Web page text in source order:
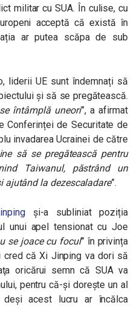
militar cu SUA. În culise, cu
acceptă că există în
ar putea scăpa de sub
liderii UE sunt îndemnați să
și să se pregătească.
întâmplă uneori”, a afirmat
Conferinței de Securitate de
invadarea Ucrainei de către
să se pregătească pentru
Taiwanul, păstrând un
ajutând la dezescaladare”.
și-a subliniat poziția
unui apel tensionat cu Joe
se joace cu focul” în privința
cred că Xi Jinping va dori să
oricărui semn că SUA va
pentru că-și dorește un al
deși acest lucru ar încălca